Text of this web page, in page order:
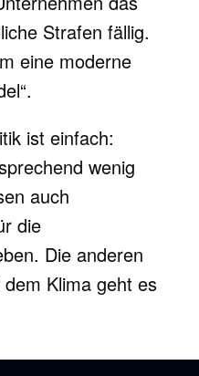
Strafen fällig.
eine moderne
ist einfach:
wenig
auch
die
Die anderen
Klima geht es